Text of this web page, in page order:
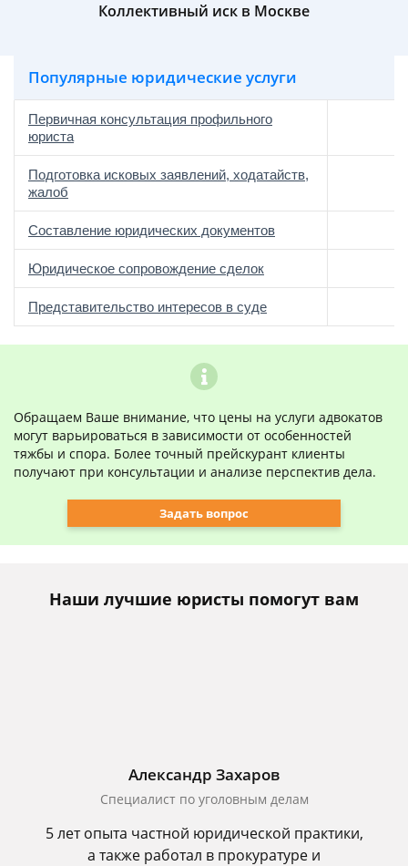
Коллективный иск в Москве
Популярные юридические услуги
Первичная консультация профильного
юриста
Подготовка исковых заявлений, ходатайств,
жалоб
Составление юридических документов
Юридическое сопровождение сделок
Представительство интересов в суде
Обращаем Ваше внимание, что цены на услуги адвокатов
могут варьироваться в зависимости от особенностей
тяжбы и спора. Более точный прейскурант клиенты
получают при консультации и анализе перспектив дела.
Задать вопрос
Наши лучшие юристы помогут вам
Александр Захаров
Специалист по уголовным делам
5 лет опыта частной юридической практики,
а также работал в прокуратуре и